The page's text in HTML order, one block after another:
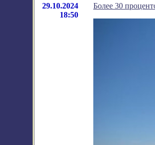
29.10.2024
18:50
Более 30